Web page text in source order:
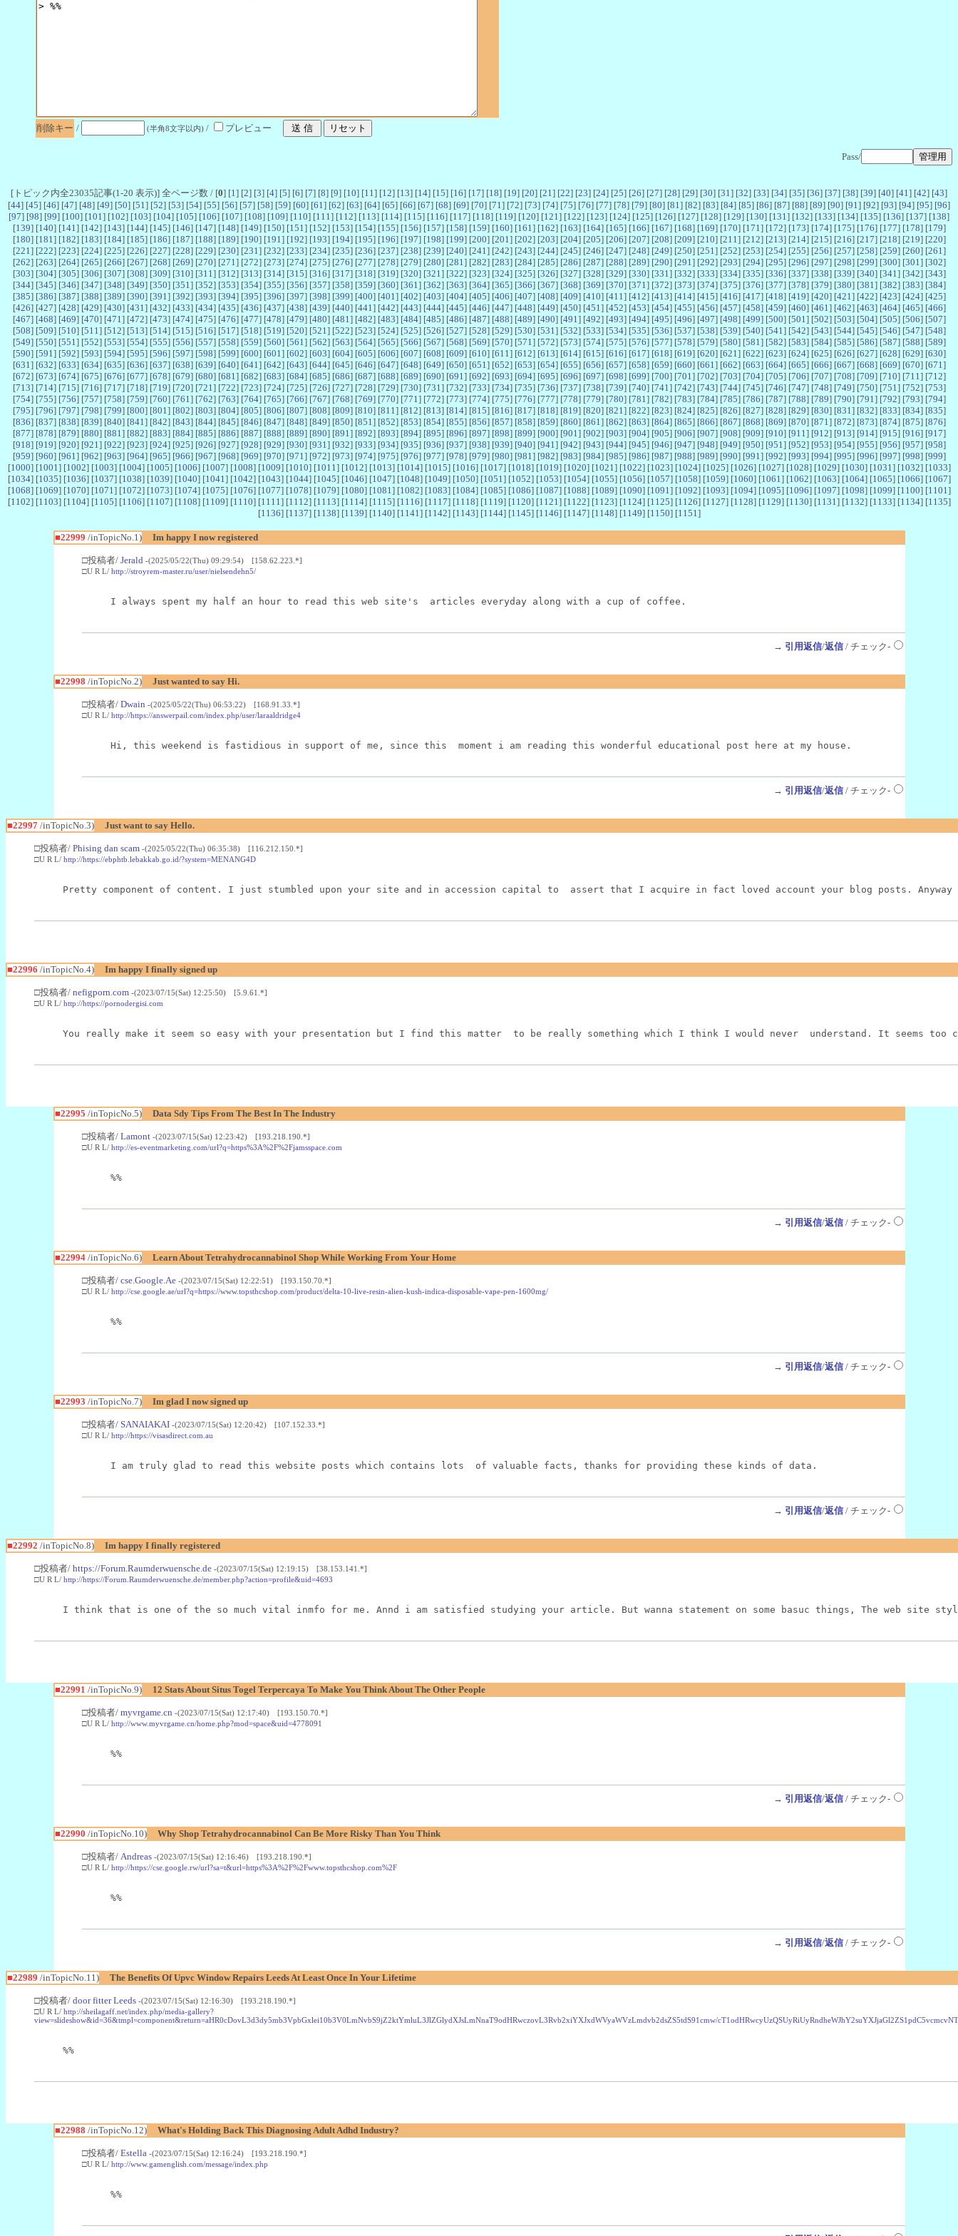
削除キー / (半角8文字以内) / プレビュー
Pass/
[トピック内全23035記事(1-20 表示)] 全ページ数 / [0] [1 ] [2] [3] [4] [5] [6] [7] [8] [9] [10] [11 ] [12] [13] [14] [15] [16] [17] [18] [19] [20] [21 ] [22] [23] [24] [25] [26] [27] [28] [29] [30] [31 ] [32] [33] [34] [35] [36] [37] [38] [39] [40] [41 ] [42] [43]
[44] [45] [46] [47] [48] [49] [50] [51 ] [52] [53] [54] [55] [56] [57] [58] [59] [60] [61 ] [62] [63] [64] [65] [66] [67] [68] [69] [70] [71 ] [72] [73] [74] [75] [76] [77] [78] [79] [80] [81 ] [82] [83] [84] [85] [86] [87] [88] [89] [90] [91 ] [92] [93] [94] [95] [96]
[97] [98] [99] [100] [101 ] [102] [103] [104] [105] [106] [107] [108] [109] [110] [111 ] [112] [113] [114] [115] [116] [117] [118] [119] [120] [121 ] [122] [123] [124] [125] [126] [127] [128] [129] [130] [131 ] [132] [133] [134] [135] [136] [137] [138]
[139] [140] [141 ] [142] [143] [144] [145] [146] [147] [148] [149] [150] [151 ] [152] [153] [154] [155] [156] [157] [158] [159] [160] [161 ] [162] [163] [164] [165] [166] [167] [168] [169] [170] [171 ] [172] [173] [174] [175] [176] [177] [178] [179]
[180] [181 ] [182] [183] [184] [185] [186] [187] [188] [189] [190] [191 ] [192] [193] [194] [195] [196] [197] [198] [199] [200] [201 ] [202] [203] [204] [205] [206] [207] [208] [209] [210] [211 ] [212] [213] [214] [215] [216] [217] [218] [219] [220]
[221 ] [222] [223] [224] [225] [226] [227] [228] [229] [230] [231 ] [232] [233] [234] [235] [236] [237] [238] [239] [240] [241 ] [242] [243] [244] [245] [246] [247] [248] [249] [250] [251 ] [252] [253] [254] [255] [256] [257] [258] [259] [260] [261 ]
[262] [263] [264] [265] [266] [267] [268] [269] [270] [271 ] [272] [273] [274] [275] [276] [277] [278] [279] [280] [281 ] [282] [283] [284] [285] [286] [287] [288] [289] [290] [291 ] [292] [293] [294] [295] [296] [297] [298] [299] [300] [301 ] [302]
[303] [304] [305] [306] [307] [308] [309] [310] [311 ] [312] [313] [314] [315] [316] [317] [318] [319] [320] [321 ] [322] [323] [324] [325] [326] [327] [328] [329] [330] [331 ] [332] [333] [334] [335] [336] [337] [338] [339] [340] [341 ] [342] [343]
[344] [345] [346] [347] [348] [349] [350] [351 ] [352] [353] [354] [355] [356] [357] [358] [359] [360] [361 ] [362] [363] [364] [365] [366] [367] [368] [369] [370] [371 ] [372] [373] [374] [375] [376] [377] [378] [379] [380] [381 ] [382] [383] [384]
[385] [386] [387] [388] [389] [390] [391 ] [392] [393] [394] [395] [396] [397] [398] [399] [400] [401 ] [402] [403] [404] [405] [406] [407] [408] [409] [410] [411 ] [412] [413] [414] [415] [416] [417] [418] [419] [420] [421 ] [422] [423] [424] [425]
[426] [427] [428] [429] [430] [431 ] [432] [433] [434] [435] [436] [437] [438] [439] [440] [441 ] [442] [443] [444] [445] [446] [447] [448] [449] [450] [451 ] [452] [453] [454] [455] [456] [457] [458] [459] [460] [461 ] [462] [463] [464] [465] [466]
[467] [468] [469] [470] [471 ] [472] [473] [474] [475] [476] [477] [478] [479] [480] [481 ] [482] [483] [484] [485] [486] [487] [488] [489] [490] [491 ] [492] [493] [494] [495] [496] [497] [498] [499] [500] [501 ] [502] [503] [504] [505] [506] [507]
[508] [509] [510] [511 ] [512] [513] [514] [515] [516] [517] [518] [519] [520] [521 ] [522] [523] [524] [525] [526] [527] [528] [529] [530] [531 ] [532] [533] [534] [535] [536] [537] [538] [539] [540] [541 ] [542] [543] [544] [545] [546] [547] [548]
[549] [550] [551 ] [552] [553] [554] [555] [556] [557] [558] [559] [560] [561 ] [562] [563] [564] [565] [566] [567] [568] [569] [570] [571 ] [572] [573] [574] [575] [576] [577] [578] [579] [580] [581 ] [582] [583] [584] [585] [586] [587] [588] [589]
[590] [591 ] [592] [593] [594] [595] [596] [597] [598] [599] [600] [601 ] [602] [603] [604] [605] [606] [607] [608] [609] [610] [611 ] [612] [613] [614] [615] [616] [617] [618] [619] [620] [621 ] [622] [623] [624] [625] [626] [627] [628] [629] [630]
[631 ] [632] [633] [634] [635] [636] [637] [638] [639] [640] [641 ] [642] [643] [644] [645] [646] [647] [648] [649] [650] [651 ] [652] [653] [654] [655] [656] [657] [658] [659] [660] [661 ] [662] [663] [664] [665] [666] [667] [668] [669] [670] [671 ]
[672] [673] [674] [675] [676] [677] [678] [679] [680] [681 ] [682] [683] [684] [685] [686] [687] [688] [689] [690] [691 ] [692] [693] [694] [695] [696] [697] [698] [699] [700] [701 ] [702] [703] [704] [705] [706] [707] [708] [709] [710] [711 ] [712]
[713] [714] [715] [716] [717] [718] [719] [720] [721 ] [722] [723] [724] [725] [726] [727] [728] [729] [730] [731 ] [732] [733] [734] [735] [736] [737] [738] [739] [740] [741 ] [742] [743] [744] [745] [746] [747] [748] [749] [750] [751 ] [752] [753]
[754] [755] [756] [757] [758] [759] [760] [761 ] [762] [763] [764] [765] [766] [767] [768] [769] [770] [771 ] [772] [773] [774] [775] [776] [777] [778] [779] [780] [781 ] [782] [783] [784] [785] [786] [787] [788] [789] [790] [791 ] [792] [793] [794]
[795] [796] [797] [798] [799] [800] [801 ] [802] [803] [804] [805] [806] [807] [808] [809] [810] [811 ] [812] [813] [814] [815] [816] [817] [818] [819] [820] [821 ] [822] [823] [824] [825] [826] [827] [828] [829] [830] [831 ] [832] [833] [834] [835]
[836] [837] [838] [839] [840] [841 ] [842] [843] [844] [845] [846] [847] [848] [849] [850] [851 ] [852] [853] [854] [855] [856] [857] [858] [859] [860] [861 ] [862] [863] [864] [865] [866] [867] [868] [869] [870] [871 ] [872] [873] [874] [875] [876]
[877] [878] [879] [880] [881 ] [882] [883] [884] [885] [886] [887] [888] [889] [890] [891 ] [892] [893] [894] [895] [896] [897] [898] [899] [900] [901 ] [902] [903] [904] [905] [906] [907] [908] [909] [910] [911 ] [912] [913] [914] [915] [916] [917]
[918] [919] [920] [921 ] [922] [923] [924] [925] [926] [927] [928] [929] [930] [931 ] [932] [933] [934] [935] [936] [937] [938] [939] [940] [941 ] [942] [943] [944] [945] [946] [947] [948] [949] [950] [951 ] [952] [953] [954] [955] [956] [957] [958]
[959] [960] [961 ] [962] [963] [964] [965] [966] [967] [968] [969] [970] [971 ] [972] [973] [974] [975] [976] [977] [978] [979] [980] [981 ] [982] [983] [984] [985] [986] [987] [988] [989] [990] [991 ] [992] [993] [994] [995] [996] [997] [998] [999]
[1000] [1001 ] [1002] [1003] [1004] [1005] [1006] [1007] [1008] [1009] [1010] [1011 ] [1012] [1013] [1014] [1015] [1016] [1017] [1018] [1019] [1020] [1021 ] [1022] [1023] [1024] [1025] [1026] [1027] [1028] [1029] [1030] [1031 ] [1032] [1033]
[1034] [1035] [1036] [1037] [1038] [1039] [1040] [1041 ] [1042] [1043] [1044] [1045] [1046] [1047] [1048] [1049] [1050] [1051 ] [1052] [1053] [1054] [1055] [1056] [1057] [1058] [1059] [1060] [1061 ] [1062] [1063] [1064] [1065] [1066] [1067]
[1068] [1069] [1070] [1071 ] [1072] [1073] [1074] [1075] [1076] [1077] [1078] [1079] [1080] [1081 ] [1082] [1083] [1084] [1085] [1086] [1087] [1088] [1089] [1090] [1091 ] [1092] [1093] [1094] [1095] [1096] [1097] [1098] [1099] [1100] [1101 ]
[1102] [1103] [1104] [1105] [1106] [1107] [1108] [1109] [1110] [1111 ] [1112] [1113] [1114] [1115] [1116] [1117] [1118] [1119] [1120] [1121 ] [1122] [1123] [1124] [1125] [1126] [1127] [1128] [1129] [1130] [1131 ] [1132] [1133] [1134] [1135]
[1136] [1137] [1138] [1139] [1140] [1141 ] [1142] [1143] [1144] [1145] [1146] [1147] [1148] [1149] [1150] [1151 ]
■22999 /inTopicNo.1) Im happy I now registered
□投稿者/ Jerald -(2025/05/22(Thu) 09:29:54) [158.62.223.*]
□U R L/ http://stroyrem-master.ru/user/nielsendehn5/
I always spent my half an hour to read this web site's  articles everyday along with a cup of coffee.
→ 引用返信/返信/ チェック-
■22998 /inTopicNo.2) Just wanted to say Hi.
□投稿者/ Dwain -(2025/05/22(Thu) 06:53:22) [168.91.33.*]
□U R L/ http://https://answerpail.com/index.php/user/laraaldridge4
Hi, this weekend is fastidious in support of me, since this  moment i am reading this wonderful educational post here at my house.
→ 引用返信/返信/ チェック-
■22997 /inTopicNo.3) Just want to say Hello.
□投稿者/ Phising dan scam -(2025/05/22(Thu) 06:35:38) [116.212.150.*]
□U R L/ http://https://ebphtb.lebakkab.go.id/?system=MENANG4D
Pretty component of content. I just stumbled upon your site and in accession capital to  assert that I acquire in fact loved account your blog posts.
■22996 /inTopicNo.4) Im happy I finally signed up
□投稿者/ nefigporn.com -(2023/07/15(Sat) 12:25:50) [5.9.61.*]
□U R L/ http://https://pornodergisi.com
You really make it seem so easy with your presentation but I find this matter  to be really something which I think I would never  understand. It seems
■22995 /inTopicNo.5) Data Sdy Tips From The Best In The Industry
□投稿者/ Lamont -(2023/07/15(Sat) 12:23:42) [193.218.190.*]
□U R L/ http://es-eventmarketing.com/url?q=https%3A%2F%2Fjamsspace.com
%%
→ 引用返信/返信/ チェック-
■22994/inTopicNo.6) Learn About Tetrahydrocannabinol Shop While Working From Your Home
□投稿者/ cse.Google.Ae -(2023/07/15(Sat) 12:22:51) [193.150.70.*]
□U R L/ http://cse.google.ae/url?q=https://www.topsthcshop.com/product/delta-10-live-resin-alien-kush-indica-disposable-vape-pen-1600mg/
%%
→ 引用返信/返信/ チェック-
■22993 /inTopicNo.7) Im glad I now signed up
□投稿者/ SANAIAKAI -(2023/07/15(Sat) 12:20:42) [107.152.33.*]
□U R L/ http://https://visasdirect.com.au
I am truly glad to read this website posts which contains lots  of valuable facts, thanks for providing these kinds of data.
→ 引用返信/返信/ チェック-
■22992 /inTopicNo.8) Im happy I finally registered
□投稿者/ https://Forum.Raumderwuensche.de -(2023/07/15(Sat) 12:19:15) [38.153.141.*]
□U R L/ http://https://Forum.Raumderwuensche.de/member.php?action=profile&uid=4693
I think that is one of the so much vital inmfo for me. Annd i am satisfied studying your article. But wanna statement on some basuc things, The web
■22991 /inTopicNo.9) 12 Stats About Situs Togel Terpercaya To Make You Think About The Other People
□投稿者/ myvrgame.cn -(2023/07/15(Sat) 12:17:40) [193.150.70.*]
□U R L/ http://www.myvrgame.cn/home.php?mod=space&uid=4778091
%%
→ 引用返信/返信/ チェック-
■22990 /inTopicNo.10) Why Shop Tetrahydrocannabinol Can Be More Risky Than You Think
□投稿者/ Andreas -(2023/07/15(Sat) 12:16:46) [193.218.190.*]
□U R L/ http://https://cse.google.rw/url?sa=t&url=https%3A%2F%2Fwww.topsthcshop.com%2F
%%
→ 引用返信/返信/ チェック-
■22989 /inTopicNo.11) The Benefits Of Upvc Window Repairs Leeds At Least Once In Your Lifetime
□投稿者/ door fitter Leeds -(2023/07/15(Sat) 12:16:30) [193.218.190.*]
□U R L/ http://sheilagaff.net/index.php/media-gallery?
view=slideshow&id=36&tmpl=component&return=aHR0cDovL3d3dy5mb3VpbGxlei10b3V0LmNvbS9jZ2ktYmluL3JlZGlydXJsLmNnaT9odHRwczovL3Rvb2xiYXJxdWVyaWVzLmdvb2dsZS5tdS91cmw/
%%
■22988 /inTopicNo.12) What's Holding Back This Diagnosing Adult Adhd Industry?
□投稿者/ Estella -(2023/07/15(Sat) 12:16:24) [193.218.190.*]
□U R L/ http://www.gamenglish.com/message/index.php
%%